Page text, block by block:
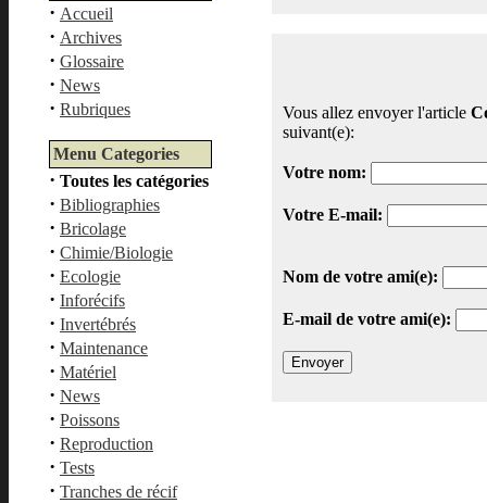
· Accueil
· Archives
· Glossaire
· News
· Rubriques
Menu Categories
· Toutes les catégories
· Bibliographies
· Bricolage
· Chimie/Biologie
· Ecologie
· Inforécifs
· Invertébrés
· Maintenance
· Matériel
· News
· Poissons
· Reproduction
· Tests
· Tranches de récif
Vous allez envoyer l'article
suivant(e):
Votre nom:
Votre E-mail:
Nom de votre ami(e):
E-mail de votre ami(e):